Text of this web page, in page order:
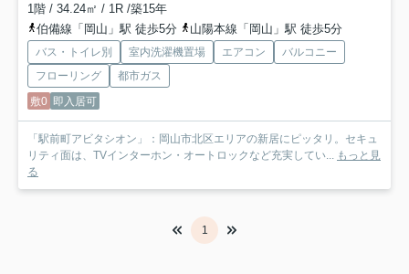
1階 / 34.24㎡ / 1R /築15年
伯備線「岡山」駅 徒歩5分
山陽本線「岡山」駅 徒歩5分
バス・トイレ別 室内洗濯機置場 エアコン
バルコニー
フローリング
都市ガス
敷0 即入居可
「駅前町アビタシオン」：岡山市北区エリアの新居にピッタリ。セキュ
リティ面は、TVインターホン・オートロックなど充実してい... もっと見
る
1